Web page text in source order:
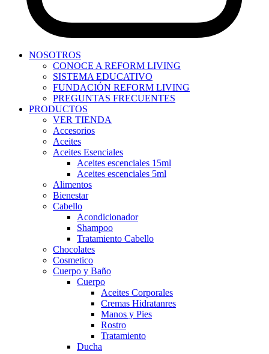
NOSOTROS
CONOCE A REFORM LIVING
SISTEMA EDUCATIVO
FUNDACIÓN REFORM LIVING
PREGUNTAS FRECUENTES
PRODUCTOS
VER TIENDA
Accesorios
Aceites
Aceites Esenciales
Aceites escenciales 15ml
Aceites escenciales 5ml
Alimentos
Bienestar
Cabello
Acondicionador
Shampoo
Tratamiento Cabello
Chocolates
Cosmetico
Cuerpo y Baño
Cuerpo
Aceites Corporales
Cremas Hidratanres
Manos y Pies
Rostro
Tratamiento
Ducha